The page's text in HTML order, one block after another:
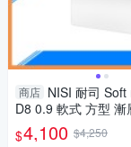
商店 NISI 耐司 Soft
D8 0.9 軟式 方型
150mm (減三格
$4,100 $4,250